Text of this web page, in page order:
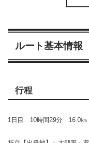
ルート基本情報
行程
1日目 10時間29分 16.0